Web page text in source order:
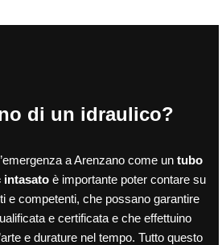
di un idraulico?
a Arenzano come un tubo
intasatoè importante poter contare su
e competenti, che possano garantire
e certificata e che effettuino
e durature nel tempo. Tutto questo